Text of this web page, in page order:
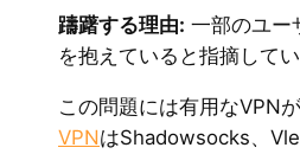
躊躇する理由: 一部のユー
を抱えていると指摘してい
この問題には有用なVPN
VPNはShadowsocks、